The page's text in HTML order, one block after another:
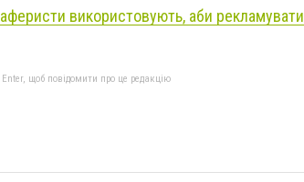
використовують, аби рекламувати
щоб повідомити про це редакцію